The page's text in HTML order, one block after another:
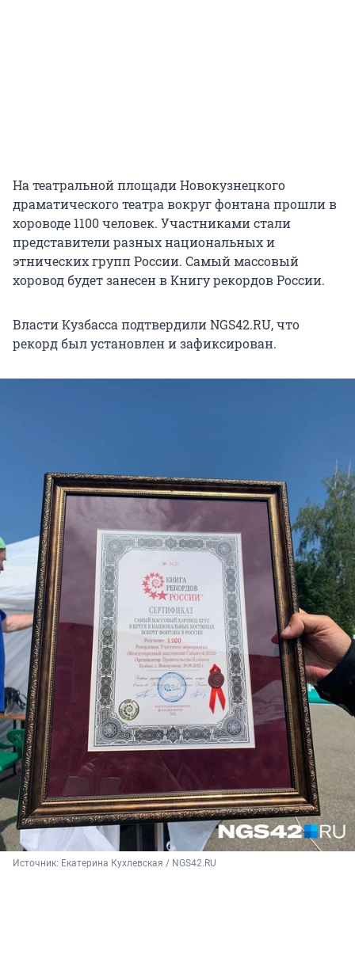
На театральной площади Новокузнецкого
драматического театра вокруг фонтана прошли в
хороводе 1100 человек. Участниками стали
представители разных национальных и
этнических групп России. Самый массовый
хоровод будет занесен в Книгу рекордов России.
Власти Кузбасса подтвердили NGS42.RU, что
рекорд был установлен и зафиксирован.
Источник: Екатерина Кухлевская / NGS42.RU